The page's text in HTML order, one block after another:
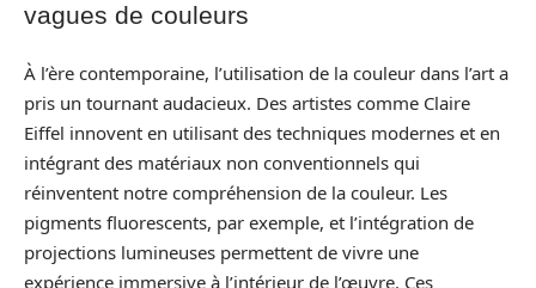
vagues de couleurs
À l’ère contemporaine, l’utilisation de la couleur dans l’art a
pris un tournant audacieux. Des artistes comme Claire
Eiffel innovent en utilisant des techniques modernes et en
intégrant des matériaux non conventionnels qui
réinventent notre compréhension de la couleur. Les
pigments fluorescents, par exemple, et l’intégration de
projections lumineuses permettent de vivre une
expérience immersive à l’intérieur de l’œuvre. Ces